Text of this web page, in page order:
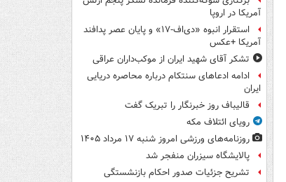
آمریکا در اروپا
استقرار انبوه «دی‌اف‑۱۷» و پایان عصر پدافند
آمریکا +عکس
تشکر آقای شهید ایران از موکب‌داران عراقی
ادامه ادعاهای سنتکام درباره محاصره دریایی
ایران
قالیباف روز خبرنگار را تبریک گفت
رویای ائتلاف مکه
روزنامه‌های ورزشی امروز ‌شنبه ۱۷ مرداد ۱۴۰۵
پالایشگاه سیزران منفجر شد
تشریح جزئیات صدور احکام بازنشستگی